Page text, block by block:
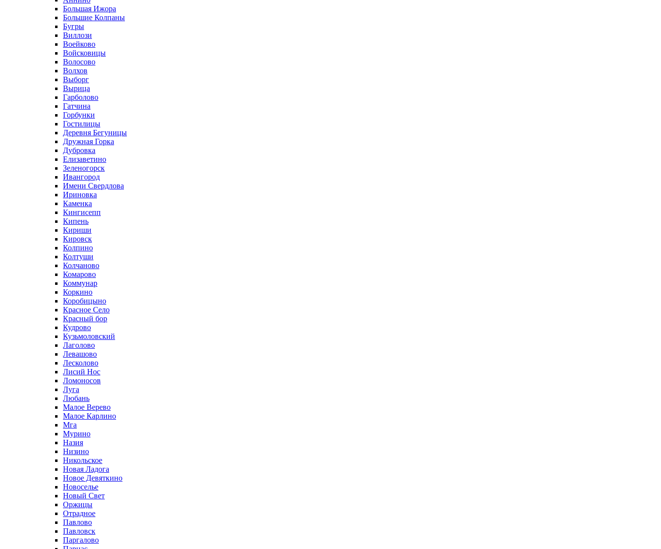
Большая Ижора
Большие Колпаны
Бугры
Виллози
Воейково
Войсковицы
Волосово
Волхов
Выборг
Вырица
Гарболово
Гатчина
Горбунки
Гостилицы
Деревня Бегуницы
Дружная Горка
Дубровка
Елизаветино
Зеленогорск
Ивангород
Имени Свердлова
Ириновка
Каменка
Кингисепп
Кипень
Кириши
Кировск
Колпино
Колтуши
Колчаново
Комарово
Коммунар
Коркино
Коробицыно
Красное Село
Красный бор
Кудрово
Кузьмоловский
Лаголово
Левашово
Лесколово
Лисий Нос
Ломоносов
Луга
Любань
Малое Верево
Малое Карлино
Мга
Мурино
Назия
Низино
Никольское
Новая Ладога
Новое Девяткино
Новоселье
Новый Свет
Оржицы
Отрадное
Павлово
Павловск
Паргалово